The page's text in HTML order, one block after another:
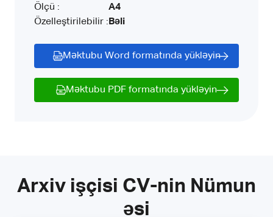
Ölçü :
Özelleştirilebilir :
A4
Bəli
Məktubu Word formatında yükləyin
Məktubu PDF formatında yükləyin
Arxiv işçisi CV-nin Nümun
əsi